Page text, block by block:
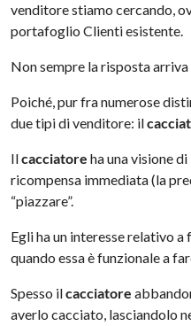
venditore stiamo cercando,
portafoglio Clienti esistente.
Non sempre la risposta
Poiché, pur fra numerose
due tipi di venditore: il
Ilcacciatoreha una visione
ricompensa immediata (la
“piazzare”.
Egli ha un interesse relativo a
quando essa è funzionale a
Spesso ilcacciatore
averlo cacciato, lasciandolo